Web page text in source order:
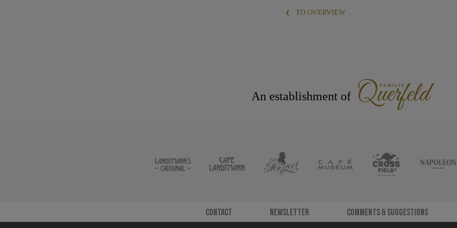
TO OVERVIEW
An establishment of
Contact Newsletter Comments & Suggestions